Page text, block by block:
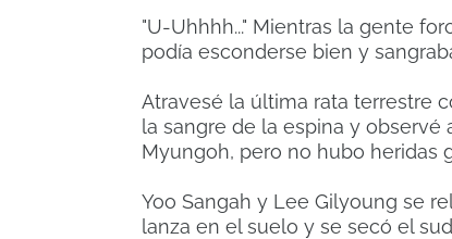
"U-Uhhhh..." Mientras la gente
podía esconderse bien y
Atravesé la última rata terrestre
la sangre de la espina y observé
Myungoh, pero no hubo heridas
Yoo Sangah y Lee Gilyoung se
lanza en el suelo y se secó el